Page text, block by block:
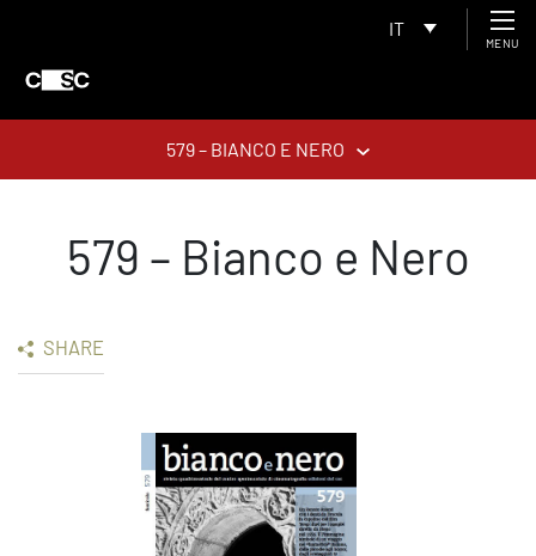
IT
MENU
579 – BIANCO E NERO
579 – Bianco e Nero
SHARE